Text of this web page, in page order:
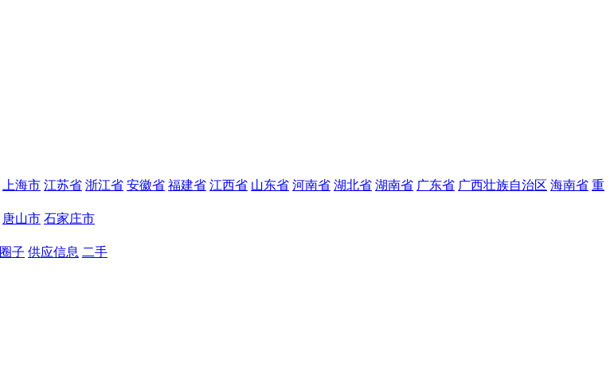
上海市 江苏省 浙江省 安徽省 福建省 江西省 山东省 河南省 湖北省 湖南省 广东省 广西壮族自治区 海南省 重
唐山市 石家庄市
圈子 供应信息 二手